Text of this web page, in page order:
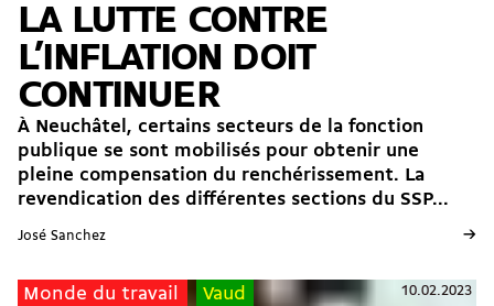
LA LUTTE CONTRE
L’INFLATION DOIT
CONTINUER
À Neuchâtel, certains secteurs de la fonction
publique se sont mobilisés pour obtenir une
pleine compensation du renchérissement. La
revendication des différentes sections du SSP...
José Sanchez →
Monde du travail Vaud 10.02.2023